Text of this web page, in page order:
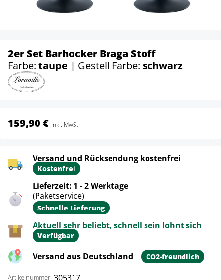
2er Set Barhocker Braga Stoff
Farbe: taupe | Gestell Farbe: schwarz
159,90 € inkl. MwSt.
Versand und Rücksendung kostenfrei
Kostenfrei
Lieferzeit: 1 - 2 Werktage
(Paketservice)
Schnelle Lieferung
Aktuell sehr beliebt, schnell sein lohnt sich
Verfügbar
Versand aus Deutschland CO2-freundlich
Artikelnummer: 305317